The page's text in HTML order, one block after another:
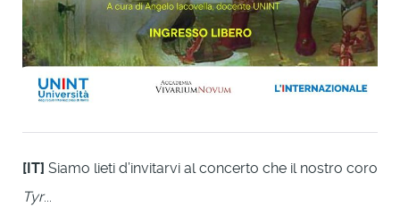
[IT] Siamo lieti d’invitarvi al concerto che il nostro coro
Tyr...